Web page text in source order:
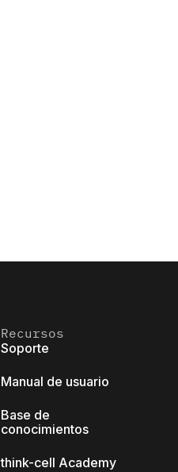
Recursos
Soporte
Manual de usuario
Base de
conocimientos
think-cell Academy